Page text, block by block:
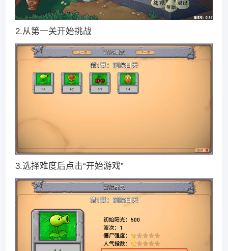
2.从第一关开始挑战
3.选择难度后点击“开始游戏”